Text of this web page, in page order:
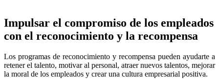
Impulsar el compromiso de los empleados
con el reconocimiento y la recompensa
Los programas de reconocimiento y recompensa pueden ayudarte a
retener el talento, motivar al personal, atraer nuevos talentos, mejorar
la moral de los empleados y crear una cultura empresarial positiva.